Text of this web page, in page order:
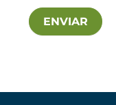
ENVIAR